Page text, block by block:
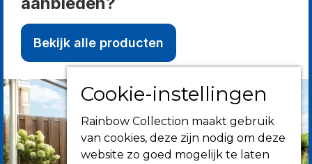
Bekijk alle producten
Cookie-instellingen
Rainbow Collection maakt gebruik
van cookies, deze zijn nodig om deze
website zo goed mogelijk te laten